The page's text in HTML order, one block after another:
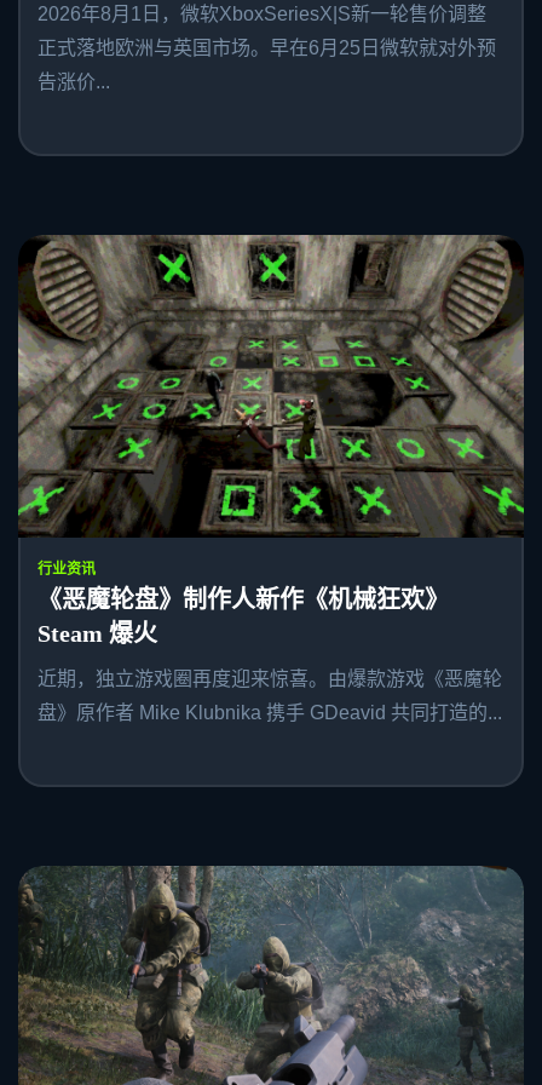
2026年8月1日，微软XboxSeriesX|S新一轮售价调整
正式落地欧洲与英国市场。早在6月25日微软就对外预
告涨价...
行业资讯
《恶魔轮盘》制作人新作《机械狂欢》
Steam 爆火
近期，独立游戏圈再度迎来惊喜。由爆款游戏《恶魔轮
盘》原作者 Mike Klubnika 携手 GDeavid 共同打造的...